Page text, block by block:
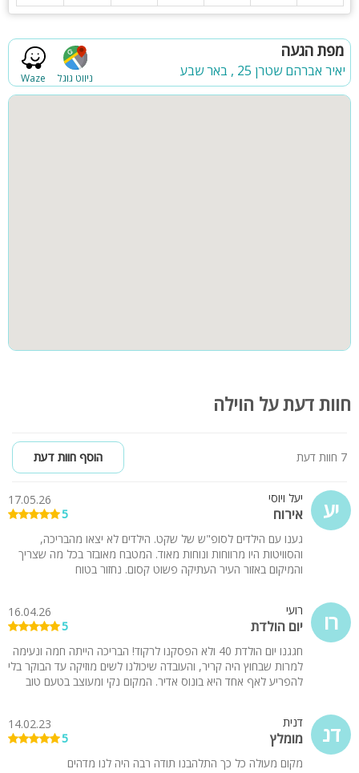
Waze ניווט גוגל
מפת הגעה
יאיר אברהם שטרן 25 , באר שבע
חוות דעת על הוילה
7 חוות דעת הוסף חוות דעת
יע יעל ויוסי
אירוח
17.05.26
5
גענו עם הילדים לסופ"ש של שקט. הילדים לא יצאו מהבריכה,
והסוויטות היו מרווחות ונוחות מאוד. המטבח מאובזר בכל מה שצריך
והמיקום באזור העיר העתיקה פשוט קסום. נחזור בטוח
רו רועי
יום הולדת
16.04.26
5
חגגנו יום הולדת 40 ולא הפסקנו לרקוד! הבריכה הייתה חמה ונעימה
למרות שבחוץ היה קריר, והעובדה שיכולנו לשים מוזיקה עד הבוקר בלי
להפריע לאף אחד היא בונוס אדיר. המקום נקי ומעוצב בטעם טוב
דנ דנית
מומלץ
14.02.23
5
מקום מעולה כל כך התלהבנו תודה רבה היה לנו מדהים